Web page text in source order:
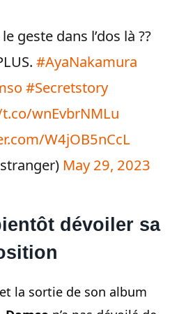
geste dans l’dos là ??
#AyaNakamura
#Secretstory
wnEvbrNMLu
W4jOB5nCcL
May 29, 2023
dévoiler sa
la sortie de son album